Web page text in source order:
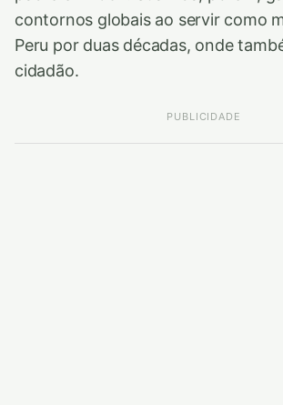
contornos globais ao servir como
Peru por duas décadas, onde
cidadão.
PUBLICIDADE